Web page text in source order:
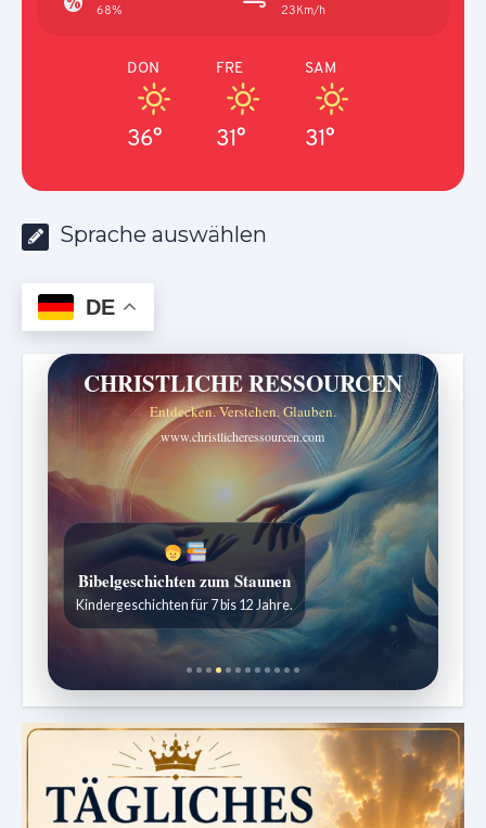
68% 23Km/h
DON
36°
FRE
31°
SAM
31°
Sprache auswählen
DE
CHRISTLICHE RESSOURCEN
Entdecken. Verstehen. Glauben.
www.christlicheressourcen.com
Bibelgeschichten zum Staunen
Kindergeschichten für 7 bis 12 Jahre.
Sabbatschule mit Pastor Mark Finley
Wöchentliche Lektionen verständlich erklärt.